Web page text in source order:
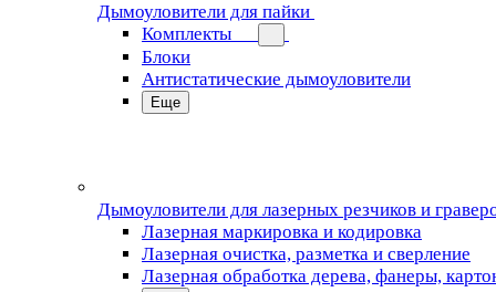
Дымоуловители для пайки
Комплекты
Блоки
Антистатические дымоуловители
Еще
Дымоуловители для лазерных резчиков и
Лазерная маркировка и кодировка
Лазерная очистка, разметка и сверление
Лазерная обработка дерева, фанеры,